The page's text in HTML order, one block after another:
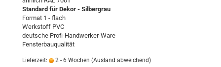
Standard für Dekor - Silbergrau
Format 1 - flach
Werkstoff PVC
deutsche Profi-Handwerker-Ware
Fensterbauqualität
Lieferzeit: 2 - 6 Wochen (Ausland abweichend)